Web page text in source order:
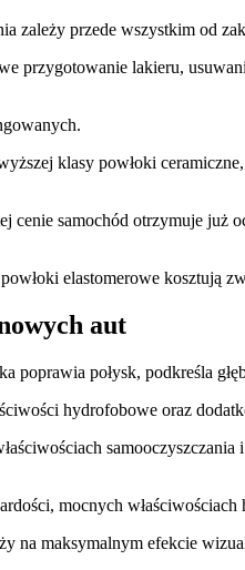
zależy przede wszystkim od
przygotowanie lakieru,
klasy powłoki
samochód otrzymuje
elastomerowe kosztują
aut
połysk, podkreśla
hydrofobowe oraz
mocnych
na maksymalnym efekcie